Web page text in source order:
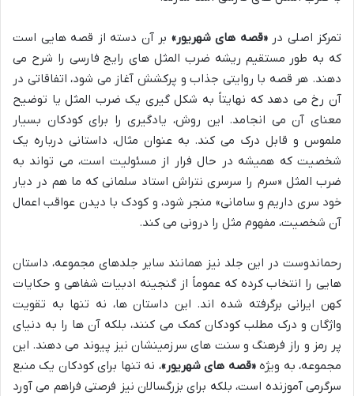
تمرکز اصلی در«قصه های شهریور» بر آن دسته از قصه هایی است
که به طور مستقیم ریشه ضرب المثل های رایج فارسی را شرح می
دهند. هر قصه با روایتی جذاب و پرکشش آغاز می شود، اتفاقاتی در
آن رخ می دهد که نهایتاً به شکل گیری یک ضرب المثل یا توضیح
معنای آن می انجامد. این روش، یادگیری را برای کودکان بسیار
ملموس و قابل درک می کند. به عنوان مثال، داستانی درباره یک
شخصیت که همیشه در حال فرار از مسئولیت است، می تواند به
ضرب المثل «سرم را سرسری نتراش استاد سلمانی که ما هم در دیار
خود سری داریم و سامانی» منجر شود، و کودک با دیدن عواقب اعمال
آن شخصیت، مفهوم مثل را درونی می کند.
رحماندوست در این جلد نیز همانند سایر جلدهای مجموعه، داستان
هایی را انتخاب کرده که عموماً از گنجینه ادبیات شفاهی و حکایات
کهن ایرانی برگرفته شده اند. این داستان ها، نه تنها به تقویت
واژگان و درک مطلب کودکان کمک می کنند، بلکه آن ها را به دنیای
پر رمز و راز فرهنگ و سنت های سرزمینشان نیز پیوند می دهند. این
مجموعه، به ویژه«قصه های شهریور»، نه تنها برای کودکان یک منبع
سرگرمی آموزنده است، بلکه برای بزرگسالان نیز فرصتی فراهم می آورد